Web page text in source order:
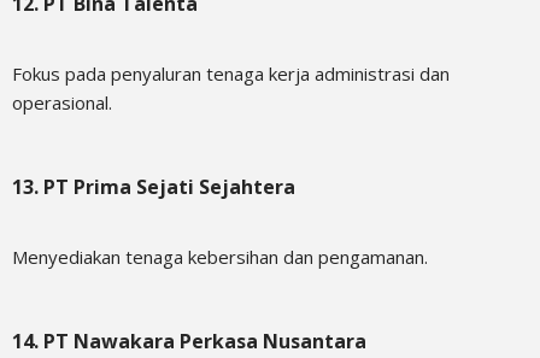
Fokus pada penyaluran tenaga kerja administrasi dan
operasional.
13. PT Prima Sejati Sejahtera
Menyediakan tenaga kebersihan dan pengamanan.
14. PT Nawakara Perkasa Nusantara